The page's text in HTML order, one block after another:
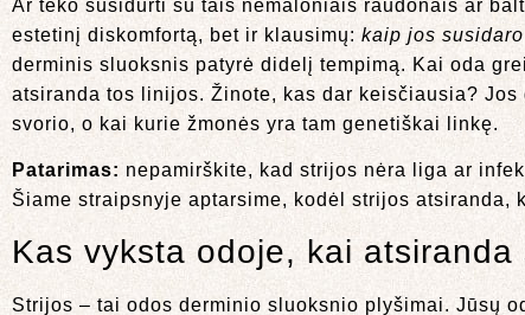
Ar teko susidurti su tais nemaloniais raudonais ar
estetinį diskomfortą, bet ir klausimų: kaip jos
derminis sluoksnis patyrė didelį tempimą. Kai oda
atsiranda tos linijos. Žinote, kas dar keisčiausia?
svorio, o kai kurie žmonės yra tam genetiškai linkę.
Patarimas: nepamirškite, kad strijos nėra liga ar
Šiame straipsnyje aptarsime, kodėl strijos
Kas vyksta odoje, kai atsiranda
Strijos – tai odos derminio sluoksnio plyšimai. Jūsų